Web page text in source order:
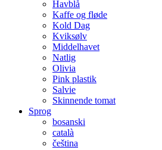
Havblå
Kaffe og fløde
Kold Dag
Kviksølv
Middelhavet
Natlig
Olivia
Pink plastik
Salvie
Skinnende tomat
Sprog
bosanski
català
čeština